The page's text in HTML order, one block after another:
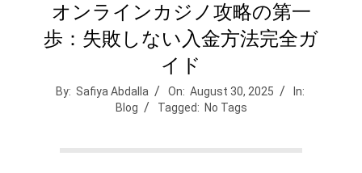
オンラインカジノ攻略の第一
歩：失敗しない入金方法完全ガ
イド
By: Safiya Abdalla On: August 30, 2025
In:
Blog
Tagged: No Tags